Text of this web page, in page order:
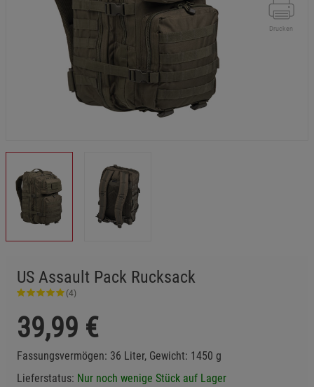
Drucken
US Assault Pack Rucksack
(4)
39,99 €
Fassungsvermögen: 36 Liter, Gewicht: 1450 g
Lieferstatus: Nur noch wenige Stück auf Lager